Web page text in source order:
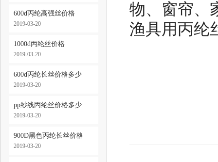
600d丙纶高强丝价格
2019-03-20
1000d丙纶丝价格
2019-03-20
600d丙纶长丝价格多少
2019-03-20
pp纱线丙纶丝价格多少
2019-03-20
900D黑色丙纶长丝价格
2019-03-20
物、窗帘、
渔具用丙纶